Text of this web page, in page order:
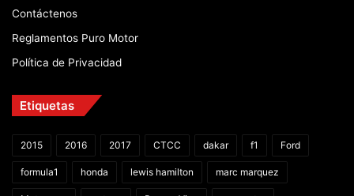
Contáctenos
Reglamentos Puro Motor
Política de Privacidad
Etiquetas
2015 2016 2017 CTCC dakar f1 Ford
formula1 honda lewis hamilton marc marquez